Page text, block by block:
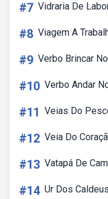
#7 Vidraria De
#8 Viagem A
#9 Verbo Brincar
#10 Verbo Andar
#11 Veias Do
#12 Veia Do
#13 Vatapá De
#14 Ur Dos